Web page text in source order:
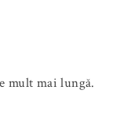
mult mai lungă.